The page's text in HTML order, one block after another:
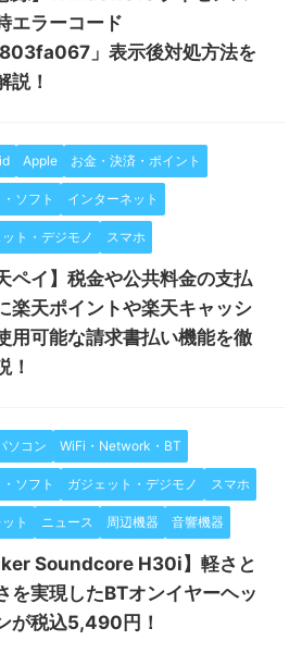
エラーコード
」表示後対処方法を
説！
Apple お金・決済・ポイント
ソフト インターネット
ト・デジモノ スマホ
ペイ】税金や公共料金の支払
楽天ポイントや楽天キャッシ
用可能な請求書払い機能を徹
！
ソコン WiFi・Network・BT
ソフト ガジェット・デジモノ スマホ
ト ニュース 周辺機器 音響機器
Soundcore H30i】軽さと
を実現したBTオンイヤーヘッ
が税込5,490円！